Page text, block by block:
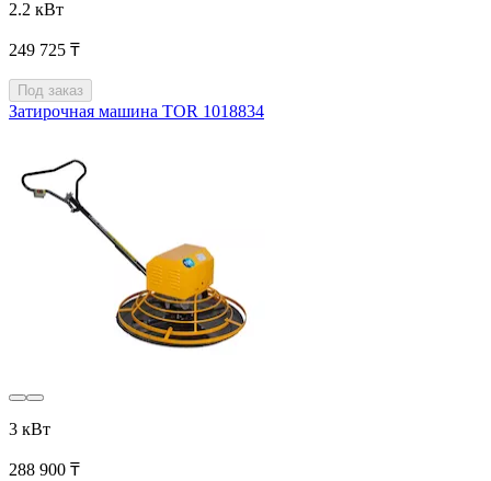
2.2 кВт
249 725 ₸
Под заказ
Затирочная машина TOR 1018834
3 кВт
288 900 ₸